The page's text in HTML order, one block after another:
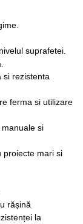
suprafetei.
si rezistenta
ferma si utilizare
si
proiecte mari si
rășină
la